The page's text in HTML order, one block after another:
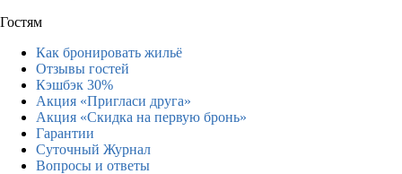
Гостям
Как бронировать жильё
Отзывы гостей
Кэшбэк 30%
Акция «Пригласи друга»
Акция «Скидка на первую бронь»
Гарантии
Суточный Журнал
Вопросы и ответы